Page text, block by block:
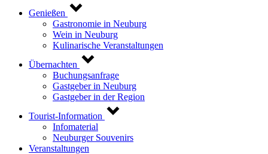
Genießen
Gastronomie in Neuburg
Wein in Neuburg
Kulinarische Veranstaltungen
Übernachten
Buchungsanfrage
Gastgeber in Neuburg
Gastgeber in der Region
Tourist-Information
Infomaterial
Neuburger Souvenirs
Veranstaltungen